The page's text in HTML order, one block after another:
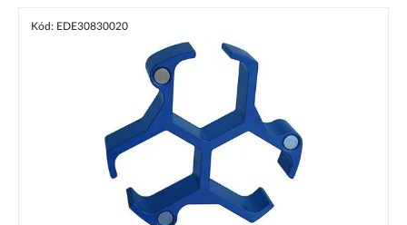
Kód: EDE30830020